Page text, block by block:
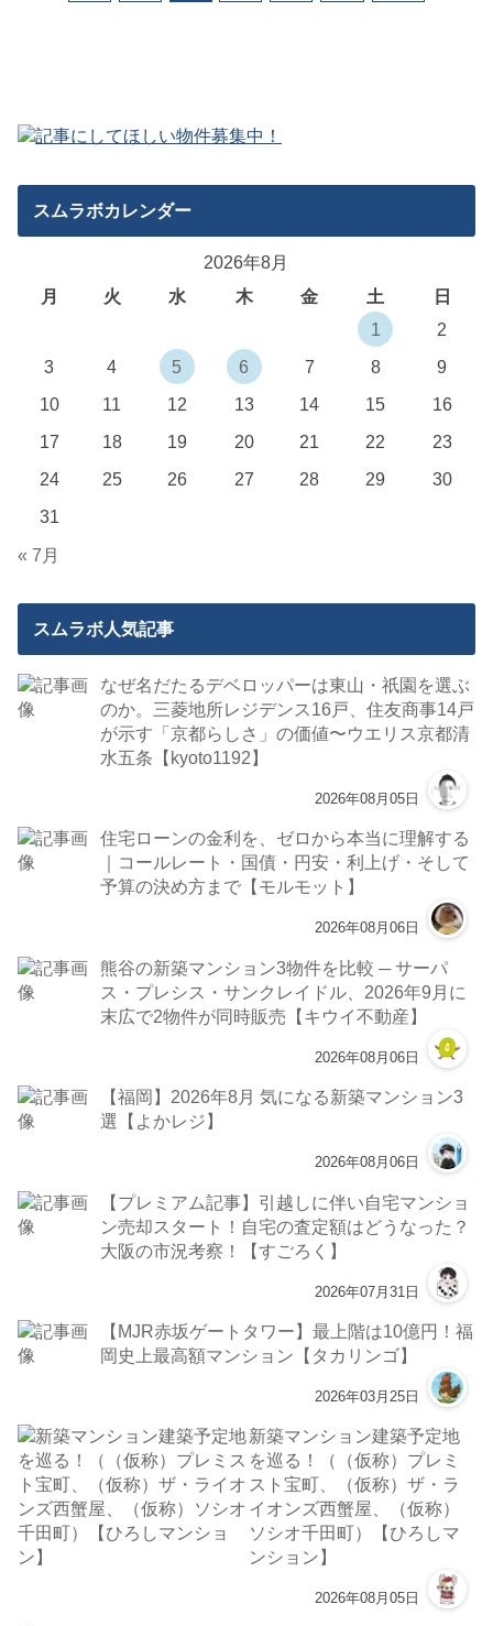
スムラボカレンダー
2026年8月
月
火 水 木 金 土
日
1
2
3
4 5 6 7 8
9
10
11 12 13 14 15
16
17
18 19 20 21 22
23
24
25 26 27 28 29
30
31
« 7月
スムラボ人気記事
なぜ名だたるデベロッパーは東山・祇園を選ぶ
のか。三菱地所レジデンス16戸、住友商事14戸
が示す「京都らしさ」の価値〜ウエリス京都清
水五条【kyoto1192】
2026年08月05日
住宅ローンの金利を、ゼロから本当に理解する
｜コールレート・国債・円安・利上げ・そして
予算の決め方まで【モルモット】
2026年08月06日
熊谷の新築マンション3物件を比較 ─ サーパ
ス・プレシス・サンクレイドル、2026年9月に
末広で2物件が同時販売【キウイ不動産】
2026年08月06日
【福岡】2026年8月 気になる新築マンション3
選【よかレジ】
2026年08月06日
【プレミアム記事】引越しに伴い自宅マンショ
ン売却スタート！自宅の査定額はどうなった？
大阪の市況考察！【すごろく】
2026年07月31日
【MJR赤坂ゲートタワー】最上階は10億円！福
岡史上最高額マンション【タカリンゴ】
2026年03月25日
新築マンション建築予定地
を巡る！（（仮称）プレミ
スト宝町、（仮称）ザ・ラ
イオンズ西蟹屋、（仮称）
ソシオ千田町）【ひろしマ
ンション】
2026年08月05日